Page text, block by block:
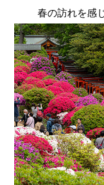
春の訪れを感